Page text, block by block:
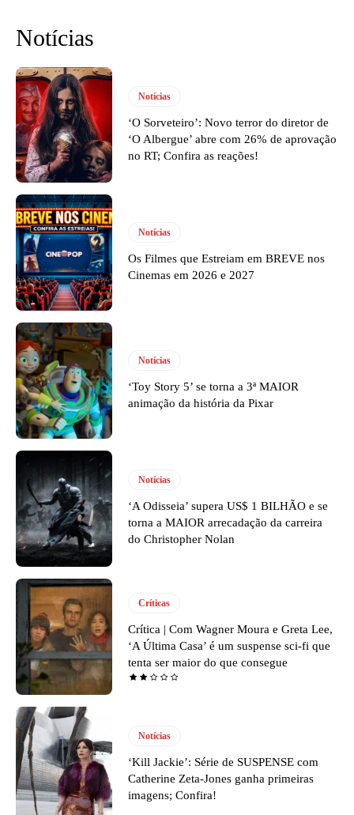
Notícias
Notícias
‘O Sorveteiro’: Novo terror do diretor de
‘O Albergue’ abre com 26% de aprovação
no RT; Confira as reações!
Notícias
Os Filmes que Estreiam em BREVE nos
Cinemas em 2026 e 2027
Notícias
‘Toy Story 5’ se torna a 3ª MAIOR
animação da história da Pixar
Notícias
‘A Odisseia’ supera US$ 1 BILHÃO e se
torna a MAIOR arrecadação da carreira
do Christopher Nolan
Críticas
Crítica | Com Wagner Moura e Greta Lee,
‘A Última Casa’ é um suspense sci-fi que
tenta ser maior do que consegue
Notícias
‘Kill Jackie’: Série de SUSPENSE com
Catherine Zeta-Jones ganha primeiras
imagens; Confira!